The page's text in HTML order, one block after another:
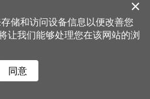
储和访问设备信息以便改善您
让我们能够处理您在该网站的浏
同意